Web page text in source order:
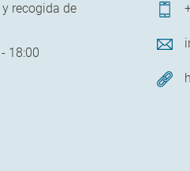
recogida de
18:00